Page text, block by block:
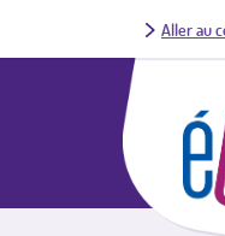
Aller au